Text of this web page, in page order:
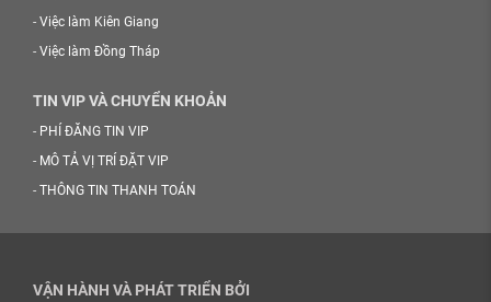
- Việc làm Kiên Giang
- Việc làm Đồng Tháp
TIN VIP VÀ CHUYỂN KHOẢN
- PHÍ ĐĂNG TIN VIP
- MÔ TẢ VỊ TRÍ ĐẶT VIP
- THÔNG TIN THANH TOÁN
VẬN HÀNH VÀ PHÁT TRIỂN BỞI